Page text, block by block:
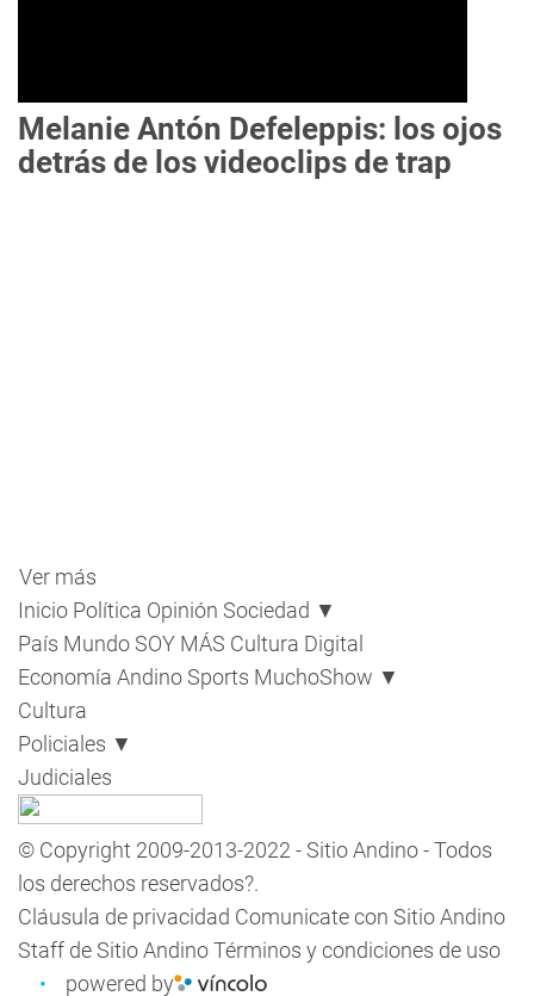
Melanie Antón Defeleppis: los ojos
detrás de los videoclips de trap
Ver más
Inicio Política Opinión Sociedad ▼
País MundoSOY MÁS Cultura Digital
Economía Andino Sports MuchoShow ▼
Cultura
Policiales ▼
Judiciales
© Copyright 2009-2013-2022 - Sitio Andino - Todos
los derechos reservados?.
Cláusula de privacidad Comunicate con Sitio Andino
Staff de Sitio AndinoTérminos y condiciones de uso
powered by